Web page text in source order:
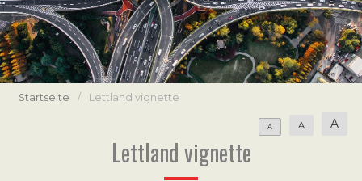
Startseite / Lettland vignette
A A A
Lettland vignette